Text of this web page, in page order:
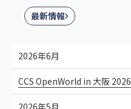
最新情報
2026年6月
CCS OpenWorld in 大阪 2026
2026年5月